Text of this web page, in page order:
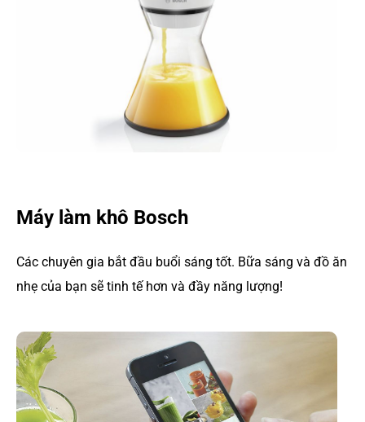
Máy làm khô Bosch
Các chuyên gia bắt đầu buổi sáng tốt. Bữa sáng và đồ ăn
nhẹ của bạn sẽ tinh tế hơn và đầy năng lượng!